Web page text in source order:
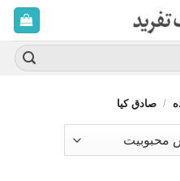
/ صادق کیا